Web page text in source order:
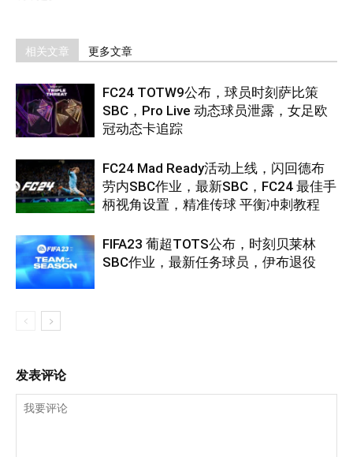
相关文章 更多文章
FC24 TOTW9公布，球员时刻萨比策
SBC，Pro Live 动态球员泄露，女足欧
冠动态卡追踪
FC24 Mad Ready活动上线，闪回德布
劳内SBC作业，最新SBC，FC24 最佳手
柄视角设置，精准传球 平衡冲刺教程
FIFA23 葡超TOTS公布，时刻贝莱林
SBC作业，最新任务球员，伊布退役
发表评论